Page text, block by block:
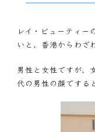
レイ・ビューティー
いと、香港からわざ
男性と女性ですが、
代の男性の顔でする